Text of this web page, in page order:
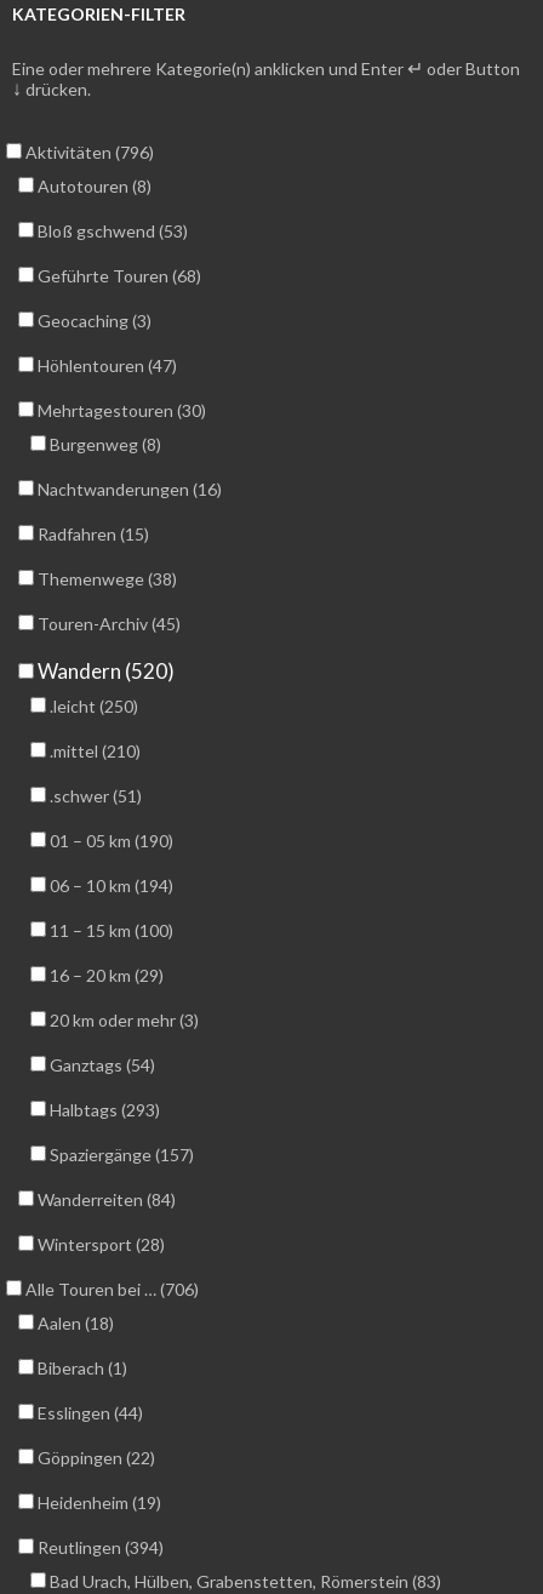
KATEGORIEN-FILTER
Eine oder mehrere Kategorie(n) anklicken und Enter ↵ oder Button
↓ drücken.
Aktivitäten (796)
Autotouren (8)
Bloß gschwend (53)
Geführte Touren (68)
Geocaching (3)
Höhlentouren (47)
Mehrtagestouren (30)
Burgenweg (8)
Nachtwanderungen (16)
Radfahren (15)
Themenwege (38)
Touren-Archiv (45)
Wandern (520)
.leicht (250)
.mittel (210)
.schwer (51)
01 – 05 km (190)
06 – 10 km (194)
11 – 15 km (100)
16 – 20 km (29)
20 km oder mehr (3)
Ganztags (54)
Halbtags (293)
Spaziergänge (157)
Wanderreiten (84)
Wintersport (28)
Alle Touren bei … (706)
Aalen (18)
Biberach (1)
Esslingen (44)
Göppingen (22)
Heidenheim (19)
Reutlingen (394)
Bad Urach, Hülben, Grabenstetten, Römerstein (83)